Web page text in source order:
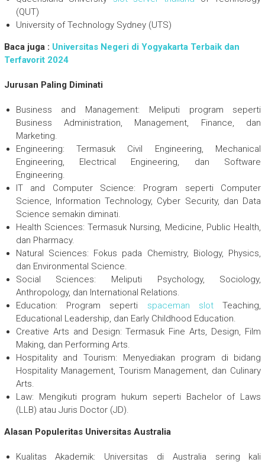
(QUT)
University of Technology Sydney (UTS)
Baca juga : Universitas Negeri di Yogyakarta Terbaik dan
Terfavorit 2024
Jurusan Paling Diminati
Business and Management: Meliputi program seperti
Business Administration, Management, Finance, dan
Marketing.
Engineering: Termasuk Civil Engineering, Mechanical
Engineering, Electrical Engineering, dan Software
Engineering.
IT and Computer Science: Program seperti Computer
Science, Information Technology, Cyber Security, dan Data
Science semakin diminati.
Health Sciences: Termasuk Nursing, Medicine, Public Health,
dan Pharmacy.
Natural Sciences: Fokus pada Chemistry, Biology, Physics,
dan Environmental Science.
Social Sciences: Meliputi Psychology, Sociology,
Anthropology, dan International Relations.
Education: Program seperti spaceman slotTeaching,
Educational Leadership, dan Early Childhood Education.
Creative Arts and Design: Termasuk Fine Arts, Design, Film
Making, dan Performing Arts.
Hospitality and Tourism: Menyediakan program di bidang
Hospitality Management, Tourism Management, dan Culinary
Arts.
Law: Mengikuti program hukum seperti Bachelor of Laws
(LLB) atau Juris Doctor (JD).
Alasan Populeritas Universitas Australia
Kualitas Akademik: Universitas di Australia sering kali